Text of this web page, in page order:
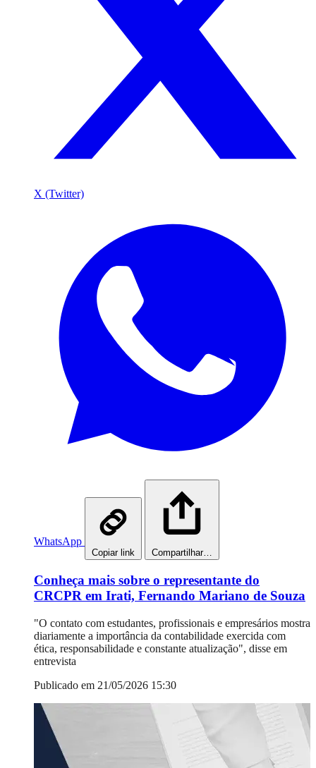
X (Twitter)
WhatsApp
Copiar link Compartilhar…
Conheça mais sobre o representante do
CRCPR em Irati, Fernando Mariano de Souza
"O contato com estudantes, profissionais e empresários mostra
diariamente a importância da contabilidade exercida com
ética, responsabilidade e constante atualização", disse em
entrevista
Publicado em 21/05/2026 15:30